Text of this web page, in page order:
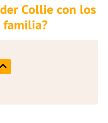
Collie con los
familia?